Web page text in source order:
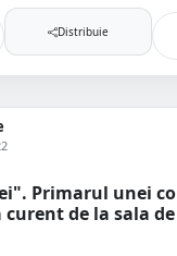
Distribuie
Primarul unei
curent de la sala